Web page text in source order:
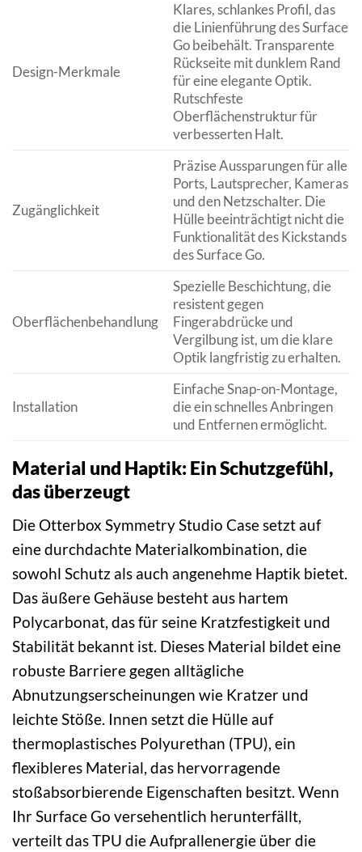
Design-Merkmale
Klares, schlankes Profil, das
die Linienführung des Surface
Go beibehält. Transparente
Rückseite mit dunklem Rand
für eine elegante Optik.
Rutschfeste
Oberflächenstruktur für
verbesserten Halt.
Zugänglichkeit
Präzise Aussparungen für alle
Ports, Lautsprecher, Kameras
und den Netzschalter. Die
Hülle beeinträchtigt nicht die
Funktionalität des Kickstands
des Surface Go.
Oberflächenbehandlung
Spezielle Beschichtung, die
resistent gegen
Fingerabdrücke und
Vergilbung ist, um die klare
Optik langfristig zu erhalten.
Installation
Einfache Snap-on-Montage,
die ein schnelles Anbringen
und Entfernen ermöglicht.
Material und Haptik: Ein Schutzgefühl,
das überzeugt
Die Otterbox Symmetry Studio Case setzt auf
eine durchdachte Materialkombination, die
sowohl Schutz als auch angenehme Haptik bietet.
Das äußere Gehäuse besteht aus hartem
Polycarbonat, das für seine Kratzfestigkeit und
Stabilität bekannt ist. Dieses Material bildet eine
robuste Barriere gegen alltägliche
Abnutzungserscheinungen wie Kratzer und
leichte Stöße. Innen setzt die Hülle auf
thermoplastisches Polyurethan (TPU), ein
flexibleres Material, das hervorragende
stoßabsorbierende Eigenschaften besitzt. Wenn
Ihr Surface Go versehentlich herunterfällt,
verteilt das TPU die Aufprallenergie über die